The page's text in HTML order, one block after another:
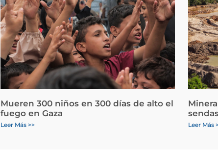
Mueren 300 niños en 300 días de alto el
fuego en Gaza
Leer Más >> Leer Más